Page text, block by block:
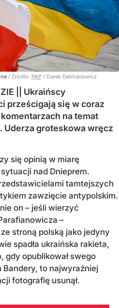
/ Źródło: PAP / Darek Delmanowicz
|| Ukraińscy
prześcigają się w coraz
na temat
Uderza groteskowa wręcz
się opinią w miarę
nad Dnieprem.
tamtejszych
zawzięcie antypolskim.
on – jeśli wierzyć
–
stroną polską jako jedyny
spadła ukraińska rakieta,
gdy opublikował swego
to najwyraźniej
fotografię usunął.